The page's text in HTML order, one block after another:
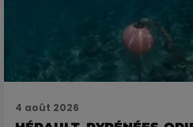
4 août 2026